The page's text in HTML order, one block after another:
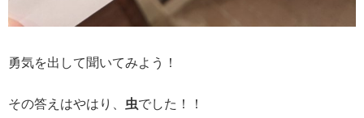
勇気を出して聞いてみよう！
その答えはやはり、 虫でした！！